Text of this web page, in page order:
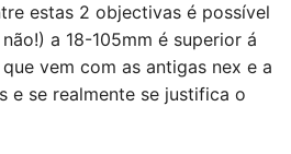
estas 2 objectivas é possível
a 18-105mm é superior á
vem com as antigas nex e a
e se realmente se justifica o